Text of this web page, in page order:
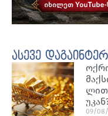
ასევე
09/